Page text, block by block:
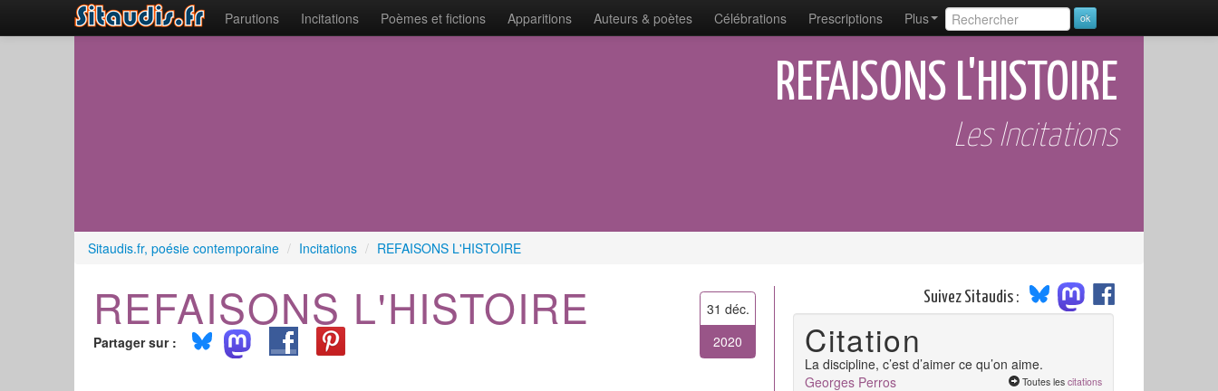
Parutions Incitations Poèmes et fictions Apparitions Auteurs & poètes Célébrations Prescriptions Plus
REFAISONS L'HISTOIRE
Les Incitations
Sitaudis.fr, poésie contemporaine / Incitations / REFAISONS L'HISTOIRE
31 déc.
2020
REFAISONS L'HISTOIRE
Partager sur :
Suivez Sitaudis :
Citation
La discipline, c’est d’aimer ce qu’on aime.
Georges Perros
Toutes les citations